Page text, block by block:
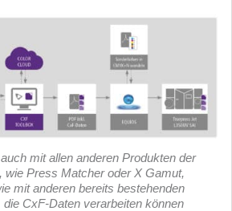
mit allen anderen Produkten der
wie Press Matcher oder X Gamut,
mit anderen bereits bestehenden
CxF-Daten verarbeiten können